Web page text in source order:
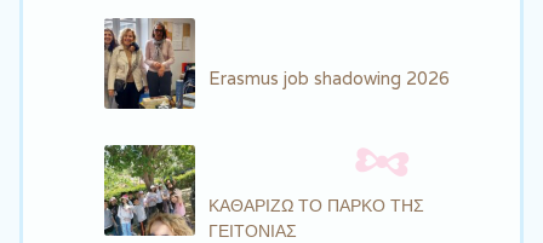
Erasmus job shadowing 2026
ΚΑΘΑΡΙΖΩ ΤΟ ΠΑΡΚΟ ΤΗΣ
ΓΕΙΤΟΝΙΑΣ